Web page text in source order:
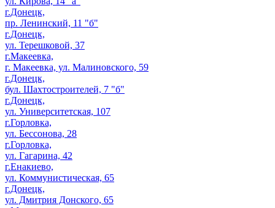
г.Донецк,
пр. Ленинский, 11 "б"
г.Донецк,
ул. Терешковой, 37
г.Макеевка,
г. Макеевка, ул. Малиновского, 59
г.Донецк,
бул. Шахтостроителей, 7 "б"
г.Донецк,
ул. Университетская, 107
г.Горловка,
ул. Бессонова, 28
г.Горловка,
ул. Гагарина, 42
г.Енакиево,
ул. Коммунистическая, 65
г.Донецк,
ул. Дмитрия Донского, 65